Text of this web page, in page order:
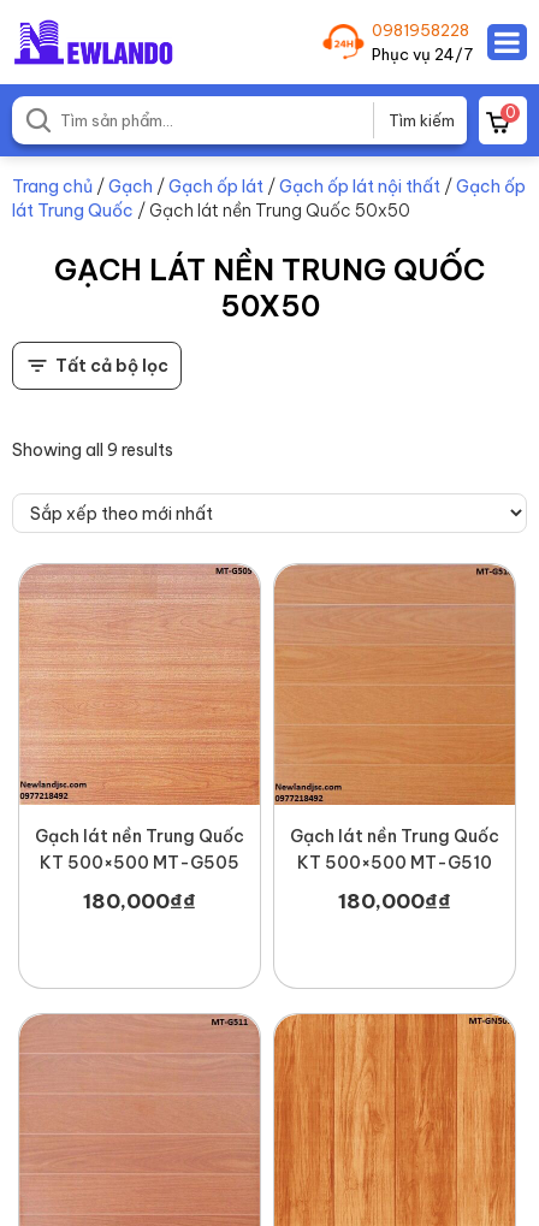
0981958228
Phục vụ 24/7
0
Trang chủ /Gạch /Gạch ốp lát /Gạch ốp lát nội thất /Gạch ốp
lát Trung Quốc / Gạch lát nền Trung Quốc 50x50
GẠCH LÁT NỀN TRUNG QUỐC
50X50
Tất cả bộ lọc
Showing all 9 results
Gạch lát nền Trung Quốc
KT 500×500 MT-G505
180,000₫₫
Gạch lát nền Trung Quốc
KT 500×500 MT-G510
180,000₫₫